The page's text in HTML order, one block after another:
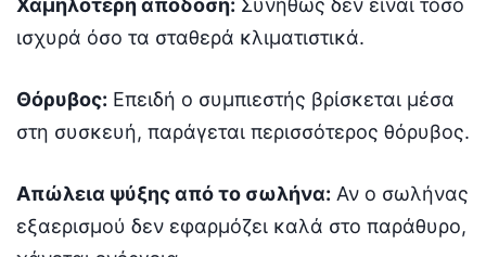
Χαμηλότερη απόδοση: Συνήθως δεν είναι τόσο
ισχυρά όσο τα σταθερά κλιματιστικά.
Θόρυβος: Επειδή ο συμπιεστής βρίσκεται μέσα
στη συσκευή, παράγεται περισσότερος θόρυβος.
Απώλεια ψύξης από το σωλήνα: Αν ο σωλήνας
εξαερισμού δεν εφαρμόζει καλά στο παράθυρο,